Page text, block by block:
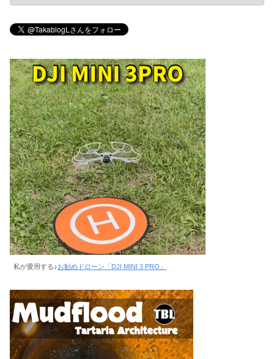
私が愛用する♪お勧めドローン「DJI MINI 3 PRO」